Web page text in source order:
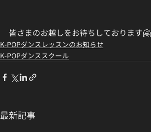
皆さまのお越しをお待ちしております🤗
K-POPダンスレッスンのお知らせ
K-POPダンススクール
最新記事